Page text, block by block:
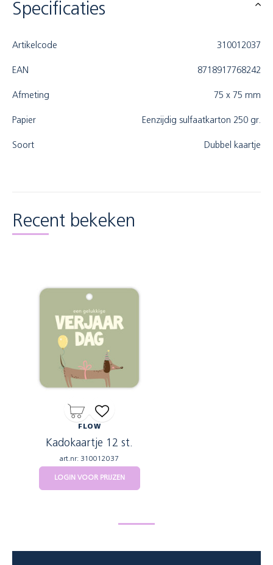
Specificaties
Artikelcode 310012037
EAN 8718917768242
Afmeting 75 x 75 mm
Papier Eenzijdig sulfaatkarton 250 gr.
Soort Dubbel kaartje
Recent bekeken
FLOW
Kadokaartje 12 st.
art.nr: 310012037
LOGIN VOOR PRIJZEN